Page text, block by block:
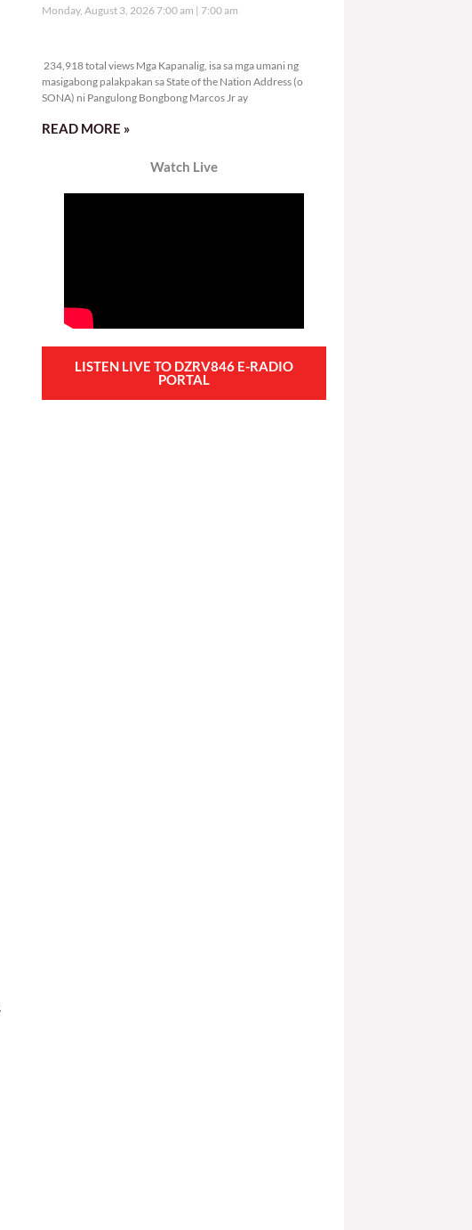
Monday, August 3, 2026 7:00 am 7:00 am
234,918 total views Mga Kapanalig, isa sa mga umani ng
masigabong palakpakan sa State of the Nation Address (o
SONA) ni Pangulong Bongbong Marcos Jr ay
READ MORE »
Watch Live
LISTEN LIVE TO DZRV846 E-RADIO
PORTAL